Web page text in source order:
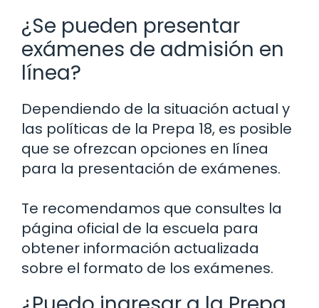
¿Se pueden presentar
exámenes de admisión en
línea?
Dependiendo de la situación actual y
las políticas de la Prepa 18, es posible
que se ofrezcan opciones en línea
para la presentación de exámenes.
Te recomendamos que consultes la
página oficial de la escuela para
obtener información actualizada
sobre el formato de los exámenes.